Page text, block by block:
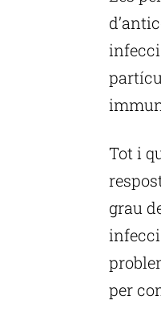
Tot i
grau
per